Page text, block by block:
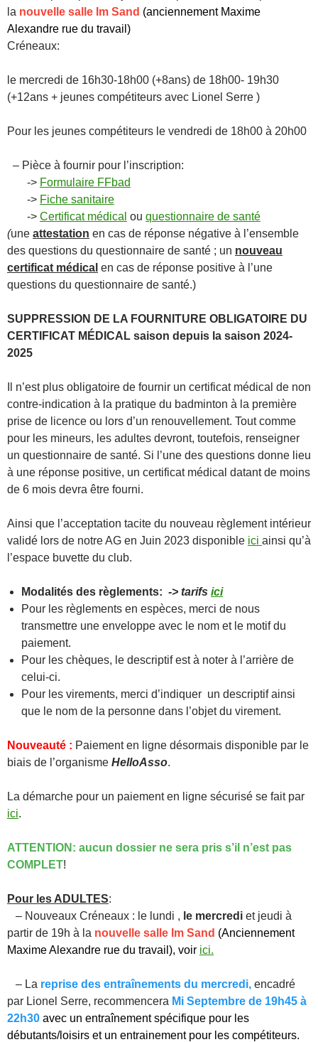
la nouvelle salle Im Sand (anciennement Maxime
Alexandre rue du travail)
Créneaux:
le mercredi de 16h30-18h00 (+8ans) de 18h00- 19h30
(+12ans + jeunes compétiteurs avec Lionel Serre )
Pour les jeunes compétiteurs le vendredi de 18h00 à 20h00
– Pièce à fournir pour l’inscription:
-> Formulaire FFbad
-> Fiche sanitaire
-> Certificat médical ou questionnaire de santé
(une attestation en cas de réponse négative à l’ensemble
des questions du questionnaire de santé ; un nouveau
certificat médical en cas de réponse positive à l’une
questions du questionnaire de santé.)
SUPPRESSION DE LA FOURNITURE OBLIGATOIRE DU
CERTIFICAT MÉDICAL saison depuis la saison 2024-
2025
Il n’est plus obligatoire de fournir un certificat médical de non
contre-indication à la pratique du badminton à la première
prise de licence ou lors d’un renouvellement. Tout comme
pour les mineurs, les adultes devront, toutefois, renseigner
un questionnaire de santé. Si l’une des questions donne lieu
à une réponse positive, un certificat médical datant de moins
de 6 mois devra être fourni.
Ainsi que l’acceptation tacite du nouveau règlement intérieur
validé lors de notre AG en Juin 2023 disponible ici ainsi qu’à
l’espace buvette du club.
Modalités des règlements: -> tarifs ici
Pour les règlements en espèces, merci de nous
transmettre une enveloppe avec le nom et le motif du
paiement.
Pour les chèques, le descriptif est à noter à l’arrière de
celui-ci.
Pour les virements, merci d’indiquer un descriptif ainsi
que le nom de la personne dans l’objet du virement.
Nouveauté : Paiement en ligne désormais disponible par le
biais de l’organisme HelloAsso.
La démarche pour un paiement en ligne sécurisé se fait par
ici.
ATTENTION: aucun dossier ne sera pris s’il n’est pas
COMPLET!
Pour les ADULTES:
– Nouveaux Créneaux : le lundi , le mercredi et jeudi à
partir de 19h à la nouvelle salle Im Sand (Anciennement
Maxime Alexandre rue du travail), voir ici.
– La reprise des entraînements du mercredi, encadré
par Lionel Serre, recommencera Mi Septembre de 19h45 à
22h30 avec un entraînement spécifique pour les
débutants/loisirs et un entrainement pour les compétiteurs.